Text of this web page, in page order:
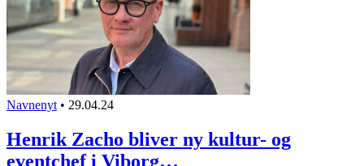
Navnenyt • 29.04.24
Henrik Zacho bliver ny kultur- og
eventchef i Viborg…